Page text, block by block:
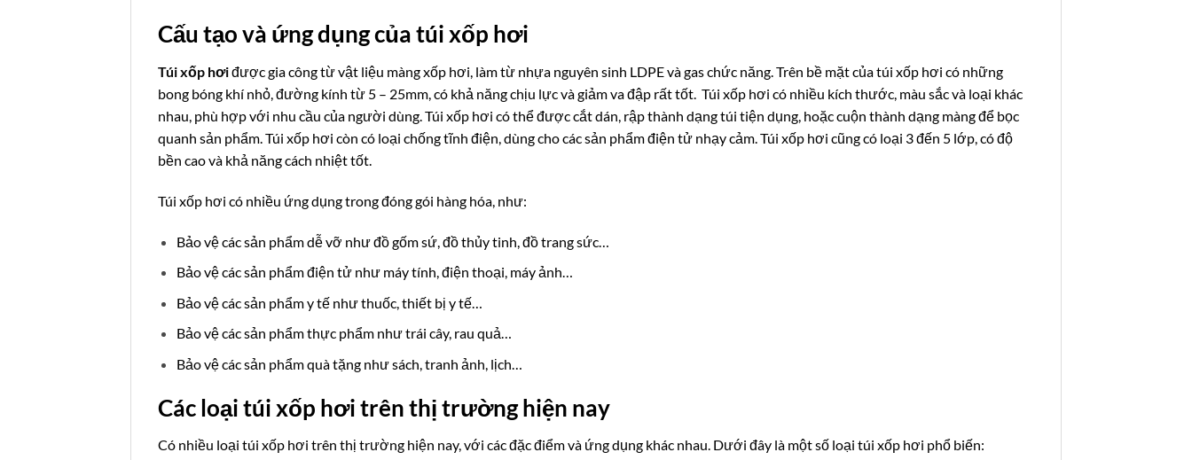
Cấu tạo và ứng dụng của túi xốp hơi
Túi xốp hơiđược gia công từ vật liệu màng xốp hơi, làm từ nhựa nguyên sinh LDPE và gas chức năng. Trên bề mặt của túi xốp hơi có những
bong bóng khí nhỏ, đường kính từ 5 – 25mm, có khả năng chịu lực và giảm va đập rất tốt. Túi xốp hơi có nhiều kích thước, màu sắc và loại khác
nhau, phù hợp với nhu cầu của người dùng. Túi xốp hơi có thể được cắt dán, rập thành dạng túi tiện dụng, hoặc cuộn thành dạng màng để bọc
quanh sản phẩm. Túi xốp hơi còn có loại chống tĩnh điện, dùng cho các sản phẩm điện tử nhạy cảm. Túi xốp hơi cũng có loại 3 đến 5 lớp, có độ
bền cao và khả năng cách nhiệt tốt.
Túi xốp hơi có nhiều ứng dụng trong đóng gói hàng hóa, như:
Bảo vệ các sản phẩm dễ vỡ như đồ gốm sứ, đồ thủy tinh, đồ trang sức…
Bảo vệ các sản phẩm điện tử như máy tính, điện thoại, máy ảnh…
Bảo vệ các sản phẩm y tế như thuốc, thiết bị y tế…
Bảo vệ các sản phẩm thực phẩm như trái cây, rau quả…
Bảo vệ các sản phẩm quà tặng như sách, tranh ảnh, lịch…
Các loại túi xốp hơi trên thị trường hiện nay
Có nhiều loại túi xốp hơi trên thị trường hiện nay, với các đặc điểm và ứng dụng khác nhau. Dưới đây là một số loại túi xốp hơi phổ biến: